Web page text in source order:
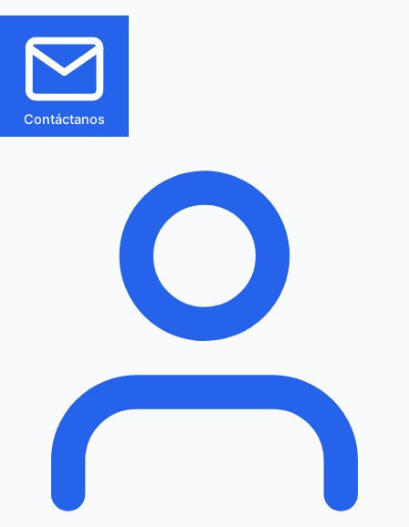
Contáctanos